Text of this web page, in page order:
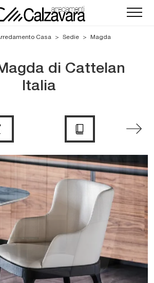
Casa > Sedie > Magda
di Cattelan
Italia